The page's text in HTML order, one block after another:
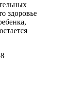
здоровье